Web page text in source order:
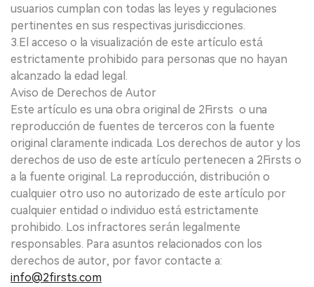
usuarios cumplan con todas las leyes y regulaciones
pertinentes en sus respectivas jurisdicciones.
3.El acceso o la visualización de este artículo está
estrictamente prohibido para personas que no hayan
alcanzado la edad legal.
Aviso de Derechos de Autor
Este artículo es una obra original de 2Firsts o una
reproducción de fuentes de terceros con la fuente
original claramente indicada. Los derechos de autor y los
derechos de uso de este artículo pertenecen a 2Firsts o
a la fuente original. La reproducción, distribución o
cualquier otro uso no autorizado de este artículo por
cualquier entidad o individuo está estrictamente
prohibido. Los infractores serán legalmente
responsables. Para asuntos relacionados con los
derechos de autor, por favor contacte a:
info@2firsts.com